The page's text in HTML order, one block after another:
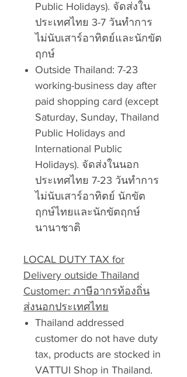
Public Holidays). จัดส่งใน
ประเทศไทย 3-7 วันทำการ
ไม่นับเสาร์อาทิตย์และนักขัต
ฤกษ์
Outside Thailand: 7-23
working-business day after
paid shopping card (except
Saturday, Sunday, Thailand
Public Holidays and
International Public
Holidays). จัดส่งในนอก
ประเทศไทย 7-23 วันทำการ
ไม่นับเสาร์อาทิตย์ นักขัต
ฤกษ์ไทยและนักขัตฤกษ์
นานาชาติ
LOCAL DUTY TAX for
Delivery outside Thailand
Customer: ภาษีอากรท้องถิ่น
ส่งนอกประเทศไทย
Thailand addressed
customer do not have duty
tax, products are stocked in
VATTUI Shop in Thailand.